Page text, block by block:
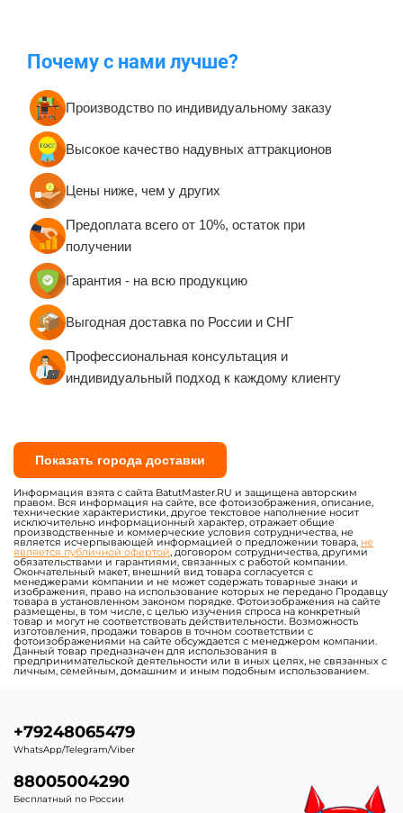
От 274 700 ₽
От 160 200 ₽
Предзаказ
B-14357 Коммерческий
надувной батут «Футбол»,
10*10*6 м
B-16115 Коммерческий
Ультра», 7*6*4 м.
Предзаказ
5*5*4 м
163 900 ₽
Предзаказ